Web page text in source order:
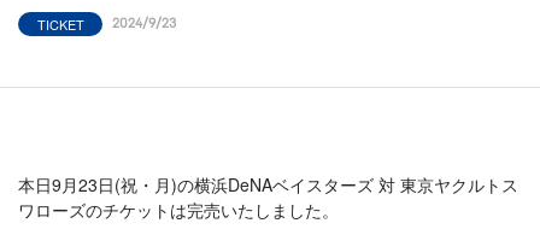
TICKET 2024/9/23
本日9月23日(祝・月)の横浜DeNAベイスターズ 対 東京ヤクルトス
ワローズのチケットは完売いたしました。